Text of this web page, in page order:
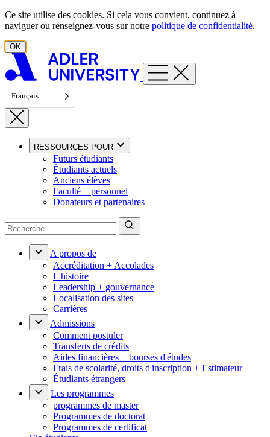
Aller au contenu
Ce site utilise des cookies. Si cela vous convient, continuez à
naviguer ou renseignez-vous sur notre politique de confidentialité.
OK
Français
RESSOURCES POUR
Futurs étudiants
Étudiants actuels
Anciens élèves
Faculté + personnel
Donateurs et partenaires
A propos de
Accréditation + Accolades
L'histoire
Leadership + gouvernance
Localisation des sites
Carrières
Admissions
Comment postuler
Transferts de crédits
Aides financières + bourses d'études
Frais de scolarité, droits d'inscription + Estimateur
Étudiants étrangers
Les programmes
programmes de master
Programmes de doctorat
Programmes de certificat